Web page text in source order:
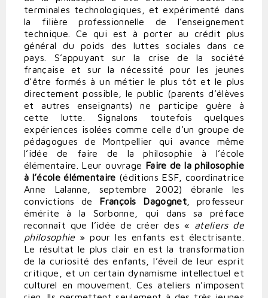
terminales technologiques, et expérimenté dans
la filière professionnelle de l’enseignement
technique. Ce qui est à porter au crédit plus
général du poids des luttes sociales dans ce
pays. S’appuyant sur la crise de la société
française et sur la nécessité pour les jeunes
d’être formés à un métier le plus tôt et le plus
directement possible, le public (parents d’élèves
et autres enseignants) ne participe guère à
cette lutte. Signalons toutefois quelques
expériences isolées comme celle d’un groupe de
pédagogues de Montpellier qui avance même
l’idée de faire de la philosophie à l’école
élémentaire. Leur ouvrage Faire de la philosophie
à l’école élémentaire (éditions ESF, coordinatrice
Anne Lalanne, septembre 2002) ébranle les
convictions de François Dagognet, professeur
émérite à la Sorbonne, qui dans sa préface
reconnaît que l’idée de créer des « ateliers de
philosophie » pour les enfants est électrisante.
Le résultat le plus clair en est la transformation
de la curiosité des enfants, l’éveil de leur esprit
critique, et un certain dynamisme intellectuel et
culturel en mouvement. Ces ateliers n’imposent